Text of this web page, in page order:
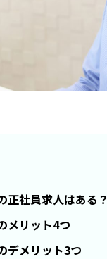
正社員求人はある？
メリット4つ
デメリット3つ